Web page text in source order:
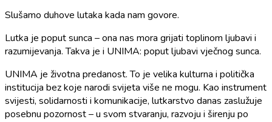
Slušamo duhove lutaka kada nam govore.
Lutka je poput sunca – ona nas mora grijati toplinom ljubavi i
razumijevanja. Takva je i UNIMA: poput ljubavi vječnog sunca.
UNIMA je životna predanost. To je velika kulturna i politička
institucija bez koje narodi svijeta više ne mogu. Kao instrument
svijesti, solidarnosti i komunikacije, lutkarstvo danas zaslužuje
posebnu pozornost – u svom stvaranju, razvoju i širenju po